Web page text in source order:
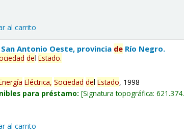
al carrito
Antonio Oeste, provincia de Río Negro.
delEstado.
Eléctrica, Sociedad delEstado, 1998
para préstamo: Signatura topográfica:
al carrito